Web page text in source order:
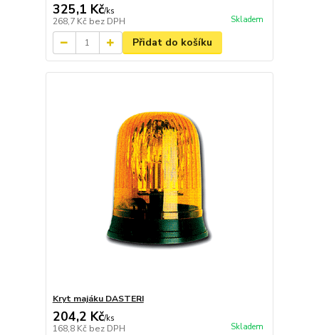
325,1 Kč/ks
268,7 Kč bez DPH Skladem
Přidat do košíku
Kryt majáku DASTERI
204,2 Kč/ks
168,8 Kč bez DPH Skladem